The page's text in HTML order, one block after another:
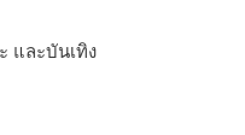
และบันเทิง